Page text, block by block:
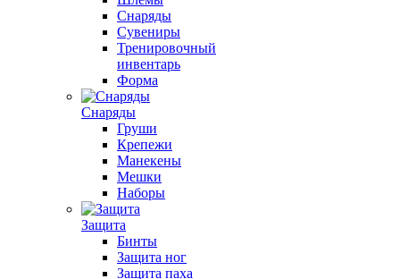
Снаряды
Сувениры
Тренировочный
инвентарь
Форма
Снаряды
Груши
Крепежи
Манекены
Мешки
Наборы
Защита
Бинты
Защита ног
Защита паха